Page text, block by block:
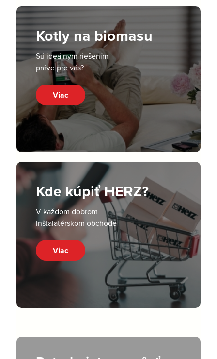
Kotly na biomasu
Sú ideálnym riešením
práve pre vás?
Viac
Kde kúpiť HERZ?
V každom dobrom
inštalatérskom obchode
Viac